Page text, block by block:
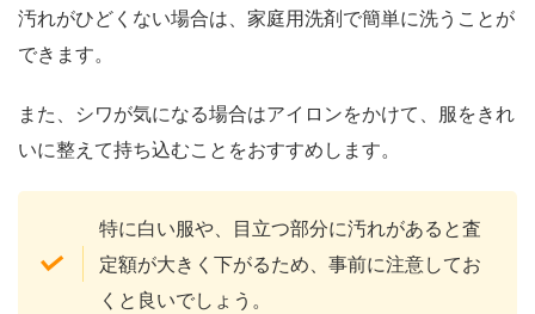
汚れがひどくない場合は、家庭用洗剤で簡単に洗うことが
できます。
また、シワが気になる場合はアイロンをかけて、服をきれ
いに整えて持ち込むことをおすすめします。
特に白い服や、目立つ部分に汚れがあると査
定額が大きく下がるため、事前に注意してお
くと良いでしょう。